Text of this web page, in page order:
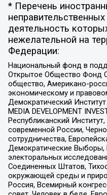
* Перечень
неправительственных
деятельность
нежелательной на
Федерации:
Национальный фонд в
Открытое Общество Фонд
общество, Американо-
экономическому и
Демократический
MEDIA DEVELOPMENT
Республиканский
современной России,
сотрудничества,
Демократические
электоральных
Соединенных Штатов,
окружающей среды и
Россия, Всемирный